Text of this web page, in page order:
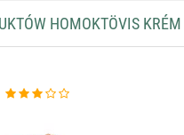
HOMOKTÖVIS